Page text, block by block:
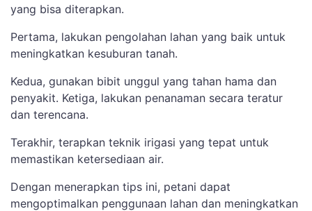
yang bisa diterapkan.
Pertama, lakukan pengolahan lahan yang baik untuk
meningkatkan kesuburan tanah.
Kedua, gunakan bibit unggul yang tahan hama dan
penyakit. Ketiga, lakukan penanaman secara teratur
dan terencana.
Terakhir, terapkan teknik irigasi yang tepat untuk
memastikan ketersediaan air.
Dengan menerapkan tips ini, petani dapat
mengoptimalkan penggunaan lahan dan meningkatkan